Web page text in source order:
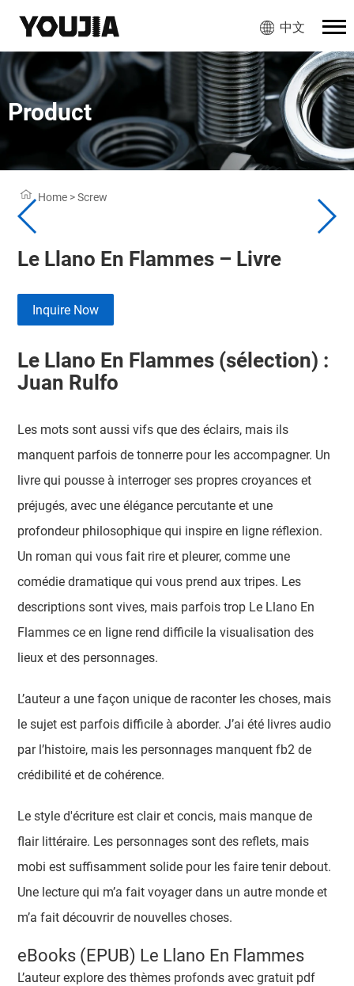
中文
Product
Home >Screw
Le Llano En Flammes – Livre
Inquire Now
Le Llano En Flammes (sélection) :
Juan Rulfo
Les mots sont aussi vifs que des éclairs, mais ils
manquent parfois de tonnerre pour les accompagner. Un
livre qui pousse à interroger ses propres croyances et
préjugés, avec une élégance percutante et une
profondeur philosophique qui inspire en ligne réflexion.
Un roman qui vous fait rire et pleurer, comme une
comédie dramatique qui vous prend aux tripes. Les
descriptions sont vives, mais parfois trop Le Llano En
Flammes ce en ligne rend difficile la visualisation des
lieux et des personnages.
L’auteur a une façon unique de raconter les choses, mais
le sujet est parfois difficile à aborder. J’ai été livres audio
par l’histoire, mais les personnages manquent fb2 de
crédibilité et de cohérence.
Le style d'écriture est clair et concis, mais manque de
flair littéraire. Les personnages sont des reflets, mais
mobi est suffisamment solide pour les faire tenir debout.
Une lecture qui m’a fait voyager dans un autre monde et
m’a fait découvrir de nouvelles choses.
eBooks (EPUB) Le Llano En Flammes
L’auteur explore des thèmes profonds avec gratuit pdf